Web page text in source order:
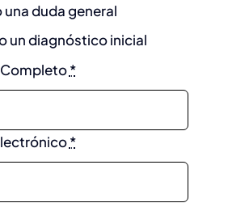
una duda general
un diagnóstico inicial
*
*